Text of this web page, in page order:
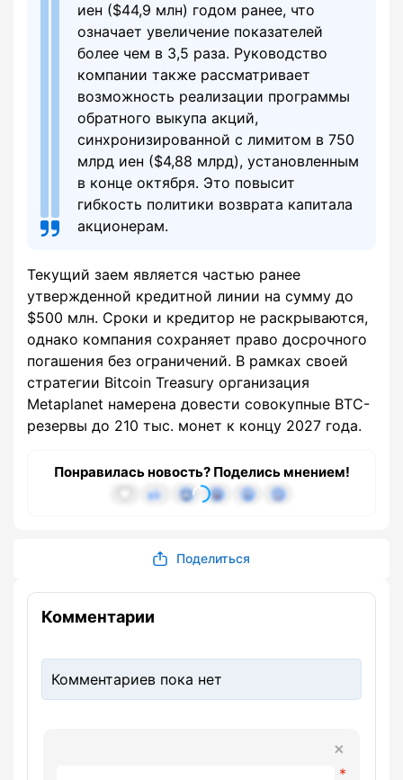
иен ($44,9 млн) годом ранее, что
означает увеличение показателей
более чем в 3,5 раза. Руководство
компании также рассматривает
возможность реализации программы
обратного выкупа акций,
синхронизированной с лимитом в 750
млрд иен ($4,88 млрд), установленным
в конце октября. Это повысит
гибкость политики возврата капитала
акционерам.
Текущий заем является частью ранее
утвержденной кредитной линии на сумму до
$500 млн. Сроки и кредитор не раскрываются,
однако компания сохраняет право досрочного
погашения без ограничений. В рамках своей
стратегии Bitcoin Treasury организация
Metaplanet намерена довести совокупные BTC-
резервы до 210 тыс. монет к концу 2027 года.
Понравилась новость? Поделись мнением!
Поделиться
Комментарии
Комментариев пока нет